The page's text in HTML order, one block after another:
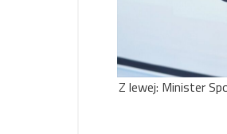
Z lewej: Minister